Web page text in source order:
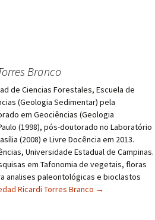
Branco
de Ciencias Forestales, Escuela de
(Geologia Sedimentar) pela
em Geociências (Geologia
(1998), pós-doutorado no Laboratório
(2008) e Livre Docência em 2013.
Universidade Estadual de Campinas.
em Tafonomia de vegetais, floras
analises paleontológicas e bioclastos
Ricardi Torres Branco →